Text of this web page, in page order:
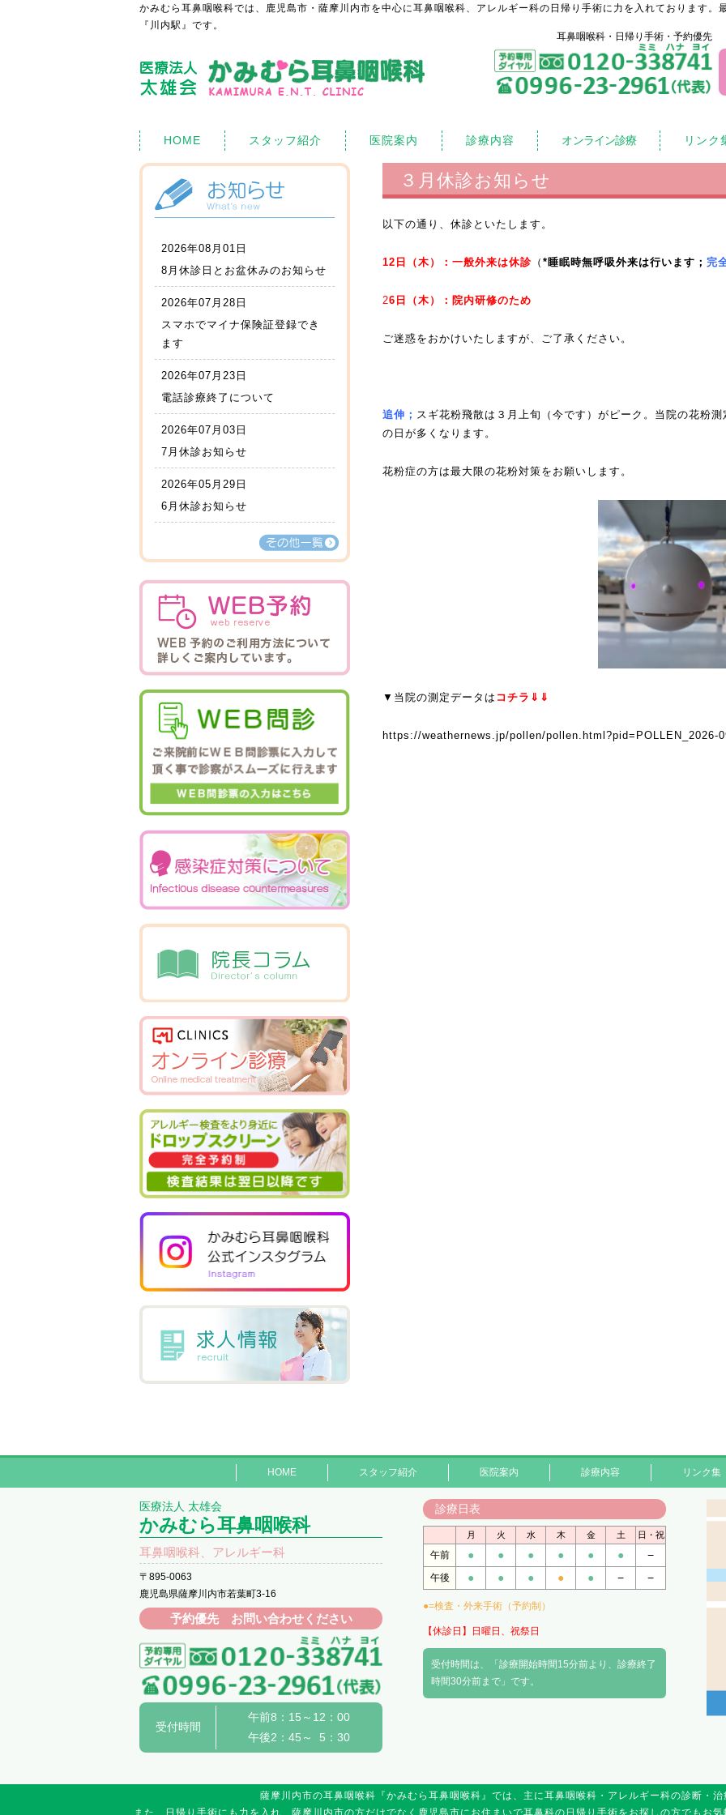
かみむら耳鼻咽喉科では、鹿児島市・薩摩川内市を中心に耳鼻咽喉科、アレルギー科の日帰り手術に力を入れております
『川内駅』です。
耳鼻咽喉科・日帰り手術・予約優先
HOME スタッフ紹介 医院案内 診療内容 オンライン診療 リンク
３月休診お知らせ
以下の通り、休診といたします。
12日（木）：一般外来は休診 （ *睡眠時無呼吸外来は行います； 完
26 日（木）：院内研修のため
ご迷惑をおかけいたしますが、ご了承ください。
追伸； スギ花粉飛散は３月上旬（今です）がピーク。当院の花粉
の日が多くなります。
花粉症の方は最大限の花粉対策をお願いします。
▼当院の測定データは コチラ⇓⇓
https://weathernews.jp/pollen/pollen.html?pid=POLLEN_2026-
2026年08月01日
8月休診日とお盆休みのお知らせ
2026年07月28日
スマホでマイナ保険証登録でき
ます
2026年07月23日
電話診療終了について
2026年07月03日
7月休診お知らせ
2026年05月29日
6月休診お知らせ
HOME スタッフ紹介 医院案内 診療内容 リンク集
医療法人 太雄会
かみむら耳鼻咽喉科
耳鼻咽喉科、アレルギー科
〒895-0063
鹿児島県薩摩川内市若葉町3-16
予約優先 お問い合わせください
受付時間
午前8：15～12：00
午後2：45～ 5：30
診療日表
月 火 水 木 金 土 日・祝
午前 ● ● ● ● ● ● −
午後 ● ● ● ● ● − −
●=検査・外来手術（予約制）
【休診日】日曜日、祝祭日
受付時間は、「診療開始時間15分前より、診療終了
時間30分前まで」です。
薩摩川内市の耳鼻咽喉科『かみむら耳鼻咽喉科』では、主に耳鼻咽喉科・アレルギー科の診断・
また、日帰り手術にも力を入れ、薩摩川内市の方だけでなく鹿児島市にお住まいで耳鼻科の日帰り手術をお探しの方でもお